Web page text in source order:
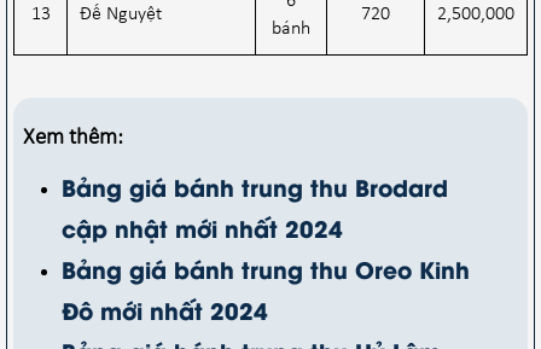
13 Đế Nguyệt
bánh
720 2,500,000
Xem thêm:
Bảng giá bánh trung thu Brodard
cập nhật mới nhất 2024
Bảng giá bánh trung thu Oreo Kinh
Đô mới nhất 2024